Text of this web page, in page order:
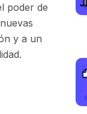
poder de
y a un